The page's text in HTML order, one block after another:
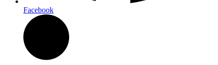
Facebook